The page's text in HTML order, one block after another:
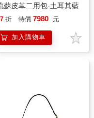
蘇皮革二用包-土耳其藍
折 特價 7980 元
加入購物車